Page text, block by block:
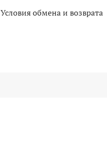
Условия обмена и возврата